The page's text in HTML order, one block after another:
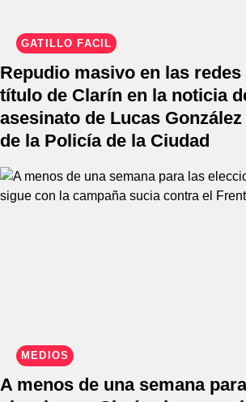
GATILLO FÁCIL
Repudio masivo en las redes
título de Clarín en la noticia
asesinato de Lucas
de la Policía de la Ciudad
MEDIOS
A menos de una semana